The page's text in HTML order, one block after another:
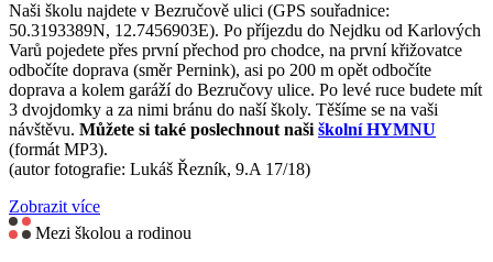
Naši školu najdete v Bezručově ulici (GPS souřadnice:
50.3193389N, 12.7456903E). Po příjezdu do Nejdku od Karlových
Varů pojedete přes první přechod pro chodce, na první křižovatce
odbočíte doprava (směr Pernink), asi po 200 m opět odbočíte
doprava a kolem garáží do Bezručovy ulice. Po levé ruce budete mít
3 dvojdomky a za nimi bránu do naší školy. Těšíme se na vaši
návštěvu. Můžete si také poslechnout naši školní HYMNU
(formát MP3).
(autor fotografie: Lukáš Řezník, 9.A 17/18)
Zobrazit více
Mezi školou a rodinou